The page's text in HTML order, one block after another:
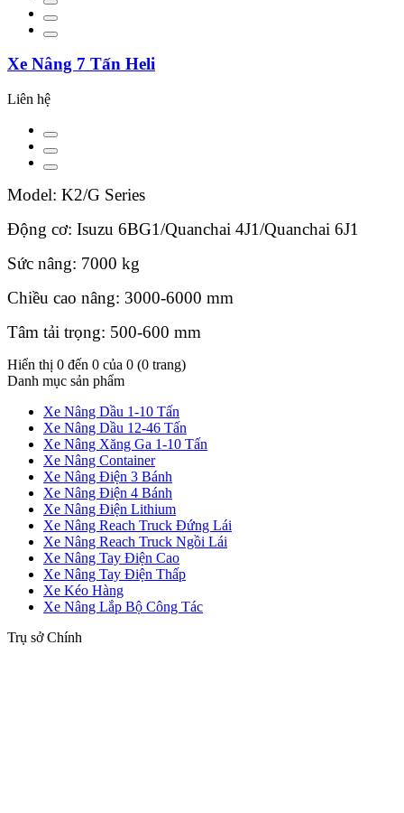
Xe Nâng 7 Tấn Heli
Liên hệ
Model: K2/G Series
Động cơ: Isuzu 6BG1/Quanchai 4J1/Quanchai 6J1
Sức nâng: 7000 kg
Chiều cao nâng: 3000-6000 mm
Tâm tải trọng: 500-600 mm
Hiển thị 0 đến 0 của 0 (0 trang)
Danh mục sản phẩm
Xe Nâng Dầu 1-10 Tấn
Xe Nâng Dầu 12-46 Tấn
Xe Nâng Xăng Ga 1-10 Tấn
Xe Nâng Container
Xe Nâng Điện 3 Bánh
Xe Nâng Điện 4 Bánh
Xe Nâng Điện Lithium
Xe Nâng Reach Truck Đứng Lái
Xe Nâng Reach Truck Ngồi Lái
Xe Nâng Tay Điện Cao
Xe Nâng Tay Điện Thấp
Xe Kéo Hàng
Xe Nâng Lắp Bộ Công Tác
Trụ sở Chính